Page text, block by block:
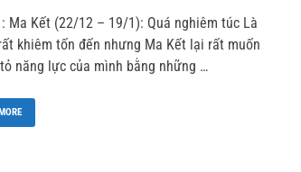
Ma Kết (22/12 – 19/1): Quá nghiêm túc Là
khiêm tốn đến nhưng Ma Kết lại rất muốn
năng lực của mình bằng những …